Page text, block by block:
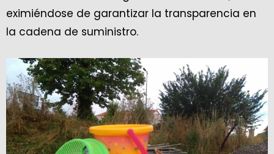
eximiéndose de garantizar la transparencia en
la cadena de suministro.